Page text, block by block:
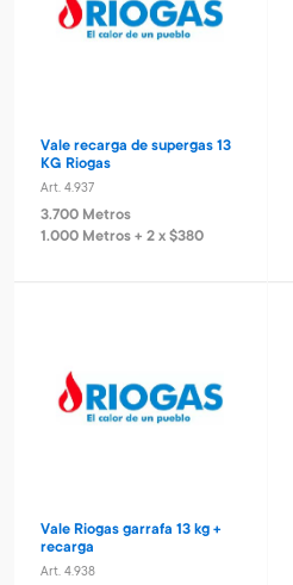
Vale recarga de supergas 13
KG Riogas
Art. 4.937
3.700 Metros
1.000 Metros + 2 x $380
Vale Riogas garrafa 13 kg +
recarga
Art. 4.938